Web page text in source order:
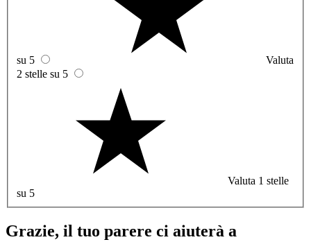
su 5
Valuta
2 stelle su 5
Valuta 1 stelle
su 5
Grazie, il tuo parere ci aiuterà a